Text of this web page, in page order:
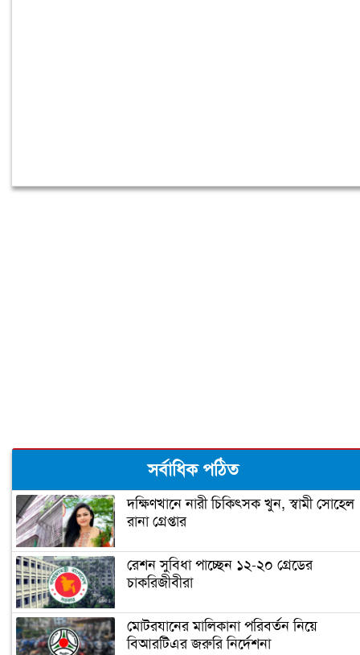
সর্বাধিক পঠিত
দক্ষিণখানে নারী চিকিৎসক খুন, স্বামী সোহেল
রানা গ্রেপ্তার
রেশন সুবিধা পাচ্ছেন ১২-২০ গ্রেডের
চাকরিজীবীরা
মোটরযানের মালিকানা পরিবর্তন নিয়ে
বিআরটিএর জরুরি নির্দেশনা